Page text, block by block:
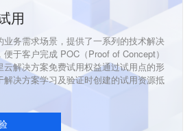
用
务需求场景，提供了一系列的技术解决
于客户完成 POC（Proof of Concept）
解决方案免费试用权益通过试用点的形
决方案学习及验证时创建的试用资源抵